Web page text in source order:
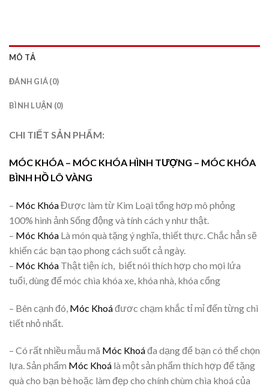
MÔ TẢ
ĐÁNH GIÁ (0)
BÌNH LUẬN (0)
CHI TIẾT SẢN PHẨM:
MÓC KHÓA – MÓC KHÓA HÌNH TƯỢNG – MÓC KHÓA
BÌNH HỒ LÔ VÀNG
– Móc KhóaĐược làm từ Kim Loại tổng hơp mô phỏng
100% hình ảnh Sống động và tính cách y như thật.
– Móc Khóa Là món quà tặng ý nghĩa, thiết thực. Chắc hẳn sẽ
khiến các bạn tạo phong cách suốt cả ngày.
– Móc Khóa Thật tiện ích, biết nói thích hợp cho mọi lứa
tuổi, dùng để móc chìa khóa xe, khóa nhà, khóa cổng
– Bên cạnh đó, Móc Khoáđươc chạm khắc tỉ mỉ đến từng chi
tiết nhỏ nhất.
– Có rất nhiều mẫu mã Móc Khoáđa dạng để bạn có thể chọn
lựa. Sản phẩm Móc Khoá là một sản phẩm thích hợp để tặng
quà cho bạn bè hoặc làm đẹp cho chính chùm chìa khoá của